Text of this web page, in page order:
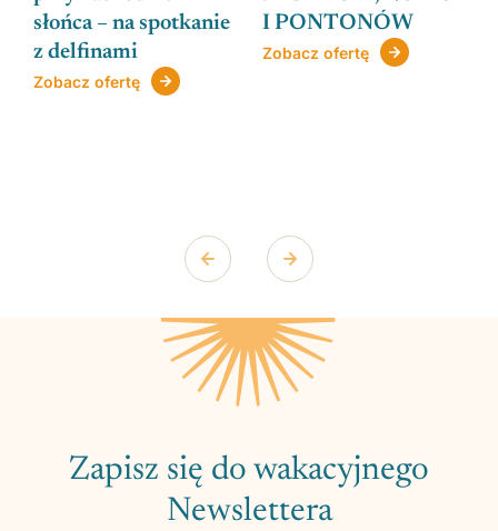
słońca – na spotkanie
z delfinami
Zobacz ofertę
I PONTONÓW
Zobacz ofertę
Zapisz się do wakacyjnego
Newslettera